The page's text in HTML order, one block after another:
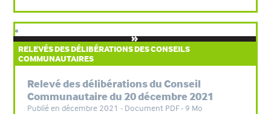
RELEVÉS DES DÉLIBÉRATIONS DES CONSEILS
COMMUNAUTAIRES
Relevé des délibérations du Conseil
Communautaire du 20 décembre 2021
Publié en décembre 2021 - Document PDF - 9 Mo